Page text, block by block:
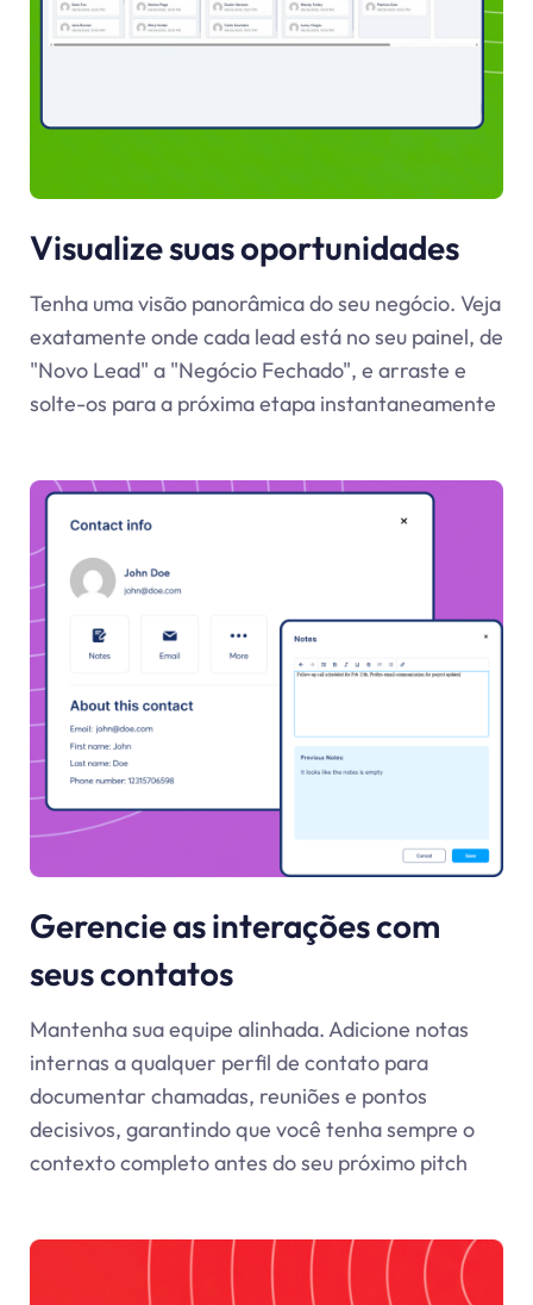
Visualize suas oportunidades
Tenha uma visão panorâmica do seu negócio. Veja
exatamente onde cada lead está no seu painel, de
"Novo Lead" a "Negócio Fechado", e arraste e
solte-os para a próxima etapa instantaneamente
Gerencie as interações com
seus contatos
Mantenha sua equipe alinhada. Adicione notas
internas a qualquer perfil de contato para
documentar chamadas, reuniões e pontos
decisivos, garantindo que você tenha sempre o
contexto completo antes do seu próximo pitch